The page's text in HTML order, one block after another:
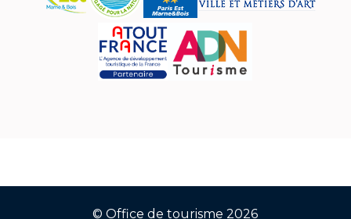
© Office de tourisme 2026